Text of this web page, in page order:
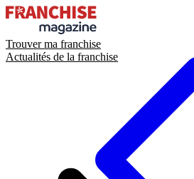
Trouver ma franchise
Actualités de la franchise